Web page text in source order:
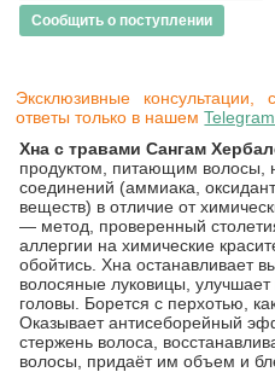
Сообщить о поступлении
Эксклюзивные
ответы только в нашем
Хна с травами Сангам
продуктом, питающим волосы,
соединений (аммиака,
веществ) в отличие от
— метод, проверенный
аллергии на химические
обойтись. Хна останавливает
волосяные луковицы,
головы. Борется с перхотью,
Оказывает антисеборейный
стержень волоса,
волосы, придаёт им объем и